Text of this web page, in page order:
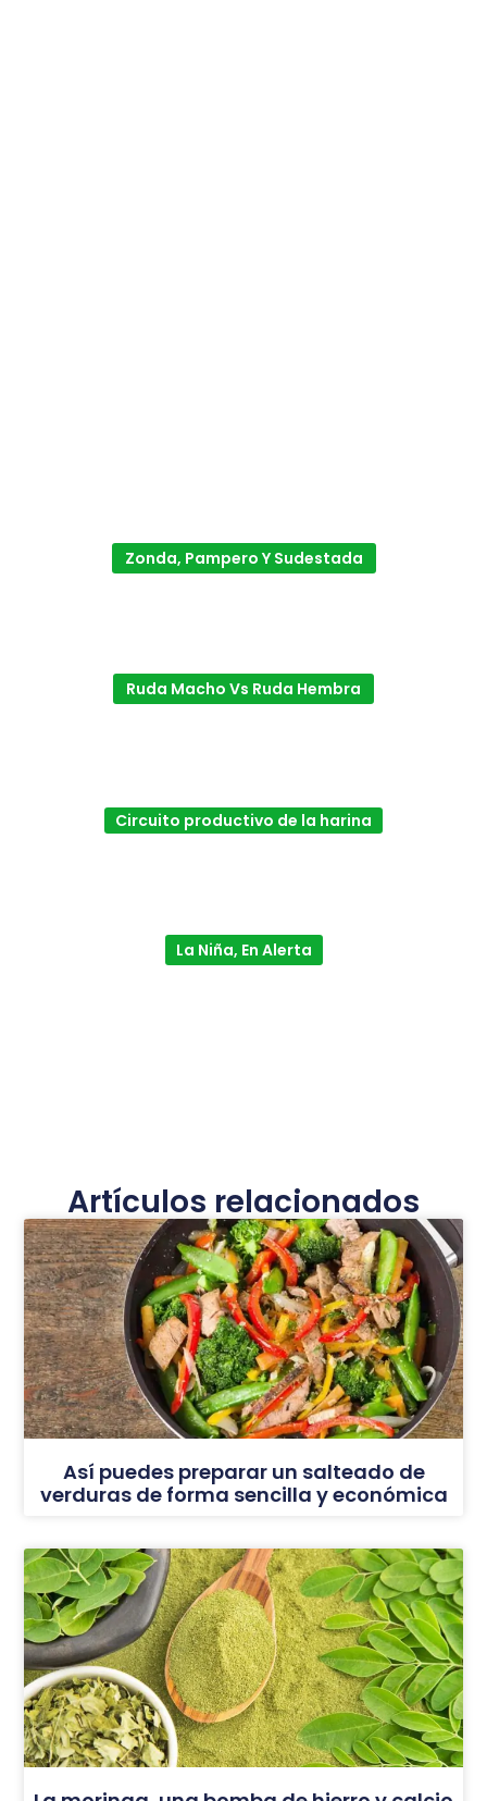
Zonda, Pampero Y Sudestada
Ruda Macho Vs Ruda Hembra
Circuito productivo de la harina
La Niña, En Alerta
Artículos relacionados
Así puedes preparar un salteado de
verduras de forma sencilla y económica